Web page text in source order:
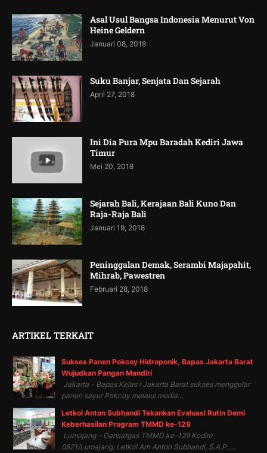
Asal Usul Bangsa Indonesia Menurut Von
Heine Geldern
Januari 08, 2018
Suku Banjar, Senjata Dan Sejarah
April 27, 2018
Ini Dia Pura Mpu Baradah Kediri Jawa
Timur
Mei 20, 2018
Sejarah Bali, Kerajaan Bali Kuno Dan
Raja-Raja Bali
Januari 19, 2018
Peninggalan Demak, Serambi Majapahit,
Mihrab, Pawestren
Februari 28, 2018
ARTIKEL TERKAIT
Sukses Panen Pokcoy Hidroponik, Bapas Jakarta Barat
Wujudkan Pangan Mandiri
Jakarta - Bapas Kelas I Jakarta Barat sukses menggelar
panen sayur Pokcoy melalui media...
Letkol Anton Subhandi Tekankan Evaluasi Rutin Demi
Keberhasilan Program TMMD ke-129
Lumajang – Dansatgas TMMD ke-129 Kodim
0821/Lumajang, Letkol Arh Anton Subhandi, S.A.P.,...